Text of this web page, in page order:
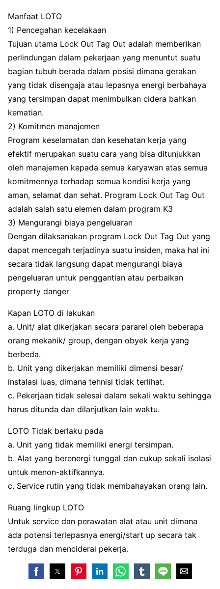
Manfaat LOTO
1) Pencegahan kecelakaan
Tujuan utama Lock Out Tag Out adalah memberikan
perlindungan dalam pekerjaan yang menuntut suatu
bagian tubuh berada dalam posisi dimana gerakan
yang tidak disengaja atau lepasnya energi berbahaya
yang tersimpan dapat menimbulkan cidera bahkan
kematian.
2) Komitmen manajemen
Program keselamatan dan kesehatan kerja yang
efektif merupakan suatu cara yang bisa ditunjukkan
oleh manajemen kepada semua karyawan atas semua
komitmennya terhadap semua kondisi kerja yang
aman, selamat dan sehat. Program Lock Out Tag Out
adalah salah satu elemen dalam program K3
3) Mengurangi biaya pengeluaran
Dengan dilaksanakan program Lock Out Tag Out yang
dapat mencegah terjadinya suatu insiden, maka hal ini
secara tidak langsung dapat mengurangi biaya
pengeluaran untuk penggantian atau perbaikan
property danger
Kapan LOTO di lakukan
a. Unit/ alat dikerjakan secara pararel oleh beberapa
orang mekanik/ group, dengan obyek kerja yang
berbeda.
b. Unit yang dikerjakan memiliki dimensi besar/
instalasi luas, dimana tehnisi tidak terlihat.
c. Pekerjaan tidak selesai dalam sekali waktu sehingga
harus ditunda dan dilanjutkan lain waktu.
LOTO Tidak berlaku pada
a. Unit yang tidak memiliki energi tersimpan.
b. Alat yang berenergi tunggal dan cukup sekali isolasi
untuk menon-aktifkannya.
c. Service rutin yang tidak membahayakan orang lain.
Ruang lingkup LOTO
Untuk service dan perawatan alat atau unit dimana
ada potensi terlepasnya energi/start up secara tak
terduga dan menciderai pekerja.